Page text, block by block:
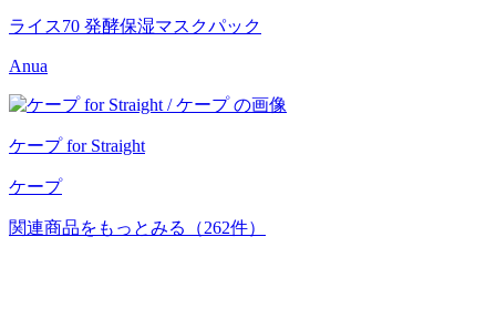
ライス70 発酵保湿マスクパック
Anua
ケープ for Straight
ケープ
関連商品をもっとみる （262件）